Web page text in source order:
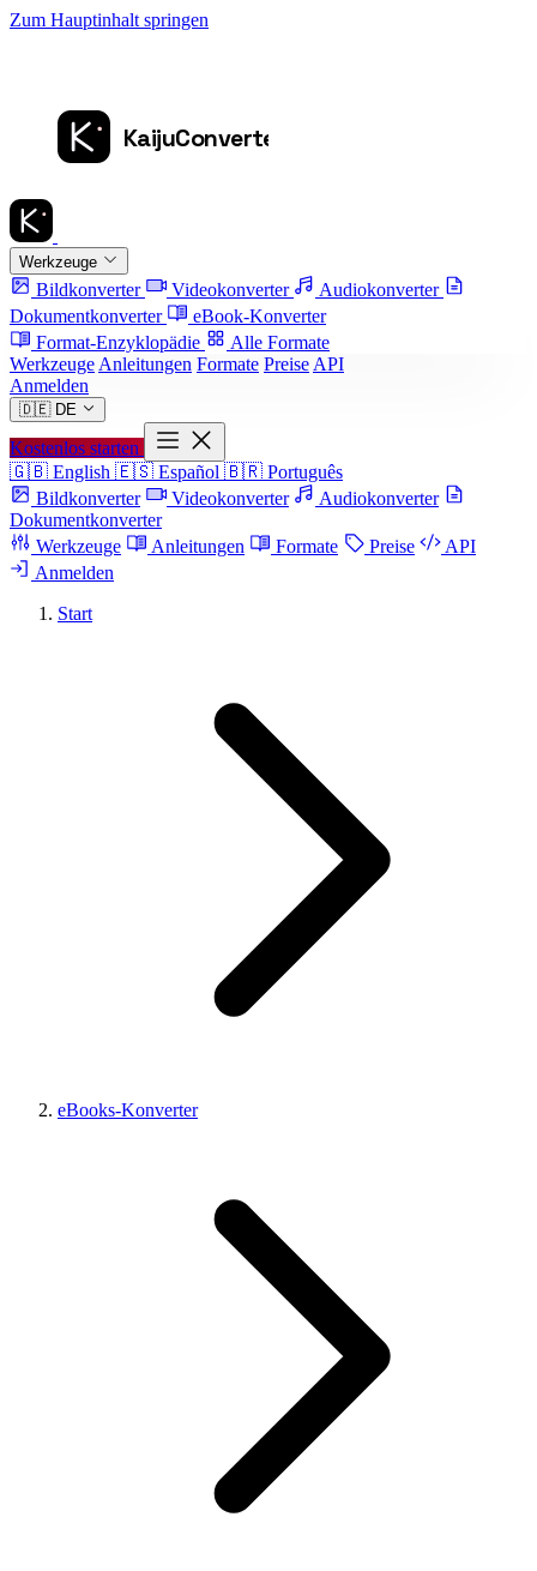
Zum Hauptinhalt springen
Werkzeuge
Bildkonverter Videokonverter
Audiokonverter
Dokumentkonverter
eBook-Konverter
Format-Enzyklopädie
Alle Formate
Werkzeuge Anleitungen Formate Preise API
Anmelden
🇩🇪 DE
Kostenlos starten
🇬🇧 English 🇪🇸 Español 🇧🇷 Português
Bildkonverter
Videokonverter
Audiokonverter
Dokumentkonverter
Werkzeuge
Anleitungen Formate Preise
API
Anmelden
Start
eBooks-Konverter